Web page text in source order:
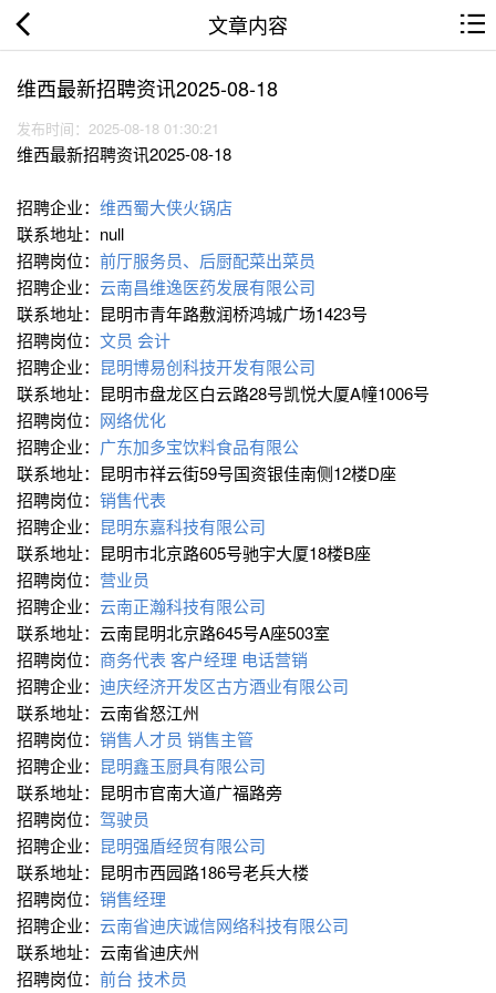
文章内容
维西最新招聘资讯2025-08-18
发布时间：2025-08-18 01:30:21
维西最新招聘资讯2025-08-18
招聘企业： 维西蜀大侠火锅店
联系地址：null
招聘岗位： 前厅服务员、后厨配菜出菜员
招聘企业： 云南昌维逸医药发展有限公司
联系地址：昆明市青年路敷润桥鸿城广场1423号
招聘岗位： 文员 会计
招聘企业： 昆明博易创科技开发有限公司
联系地址：昆明市盘龙区白云路28号凯悦大厦A幢1006号
招聘岗位： 网络优化
招聘企业： 广东加多宝饮料食品有限公
联系地址：昆明市祥云街59号国资银佳南侧12楼D座
招聘岗位： 销售代表
招聘企业： 昆明东嘉科技有限公司
联系地址：昆明市北京路605号驰宇大厦18楼B座
招聘岗位： 营业员
招聘企业： 云南正瀚科技有限公司
联系地址：云南昆明北京路645号A座503室
招聘岗位： 商务代表 客户经理 电话营销
招聘企业： 迪庆经济开发区古方酒业有限公司
联系地址：云南省怒江州
招聘岗位： 销售人才员 销售主管
招聘企业： 昆明鑫玉厨具有限公司
联系地址：昆明市官南大道广福路旁
招聘岗位： 驾驶员
招聘企业： 昆明强盾经贸有限公司
联系地址：昆明市西园路186号老兵大楼
招聘岗位： 销售经理
招聘企业： 云南省迪庆诚信网络科技有限公司
联系地址：云南省迪庆州
招聘岗位： 前台 技术员